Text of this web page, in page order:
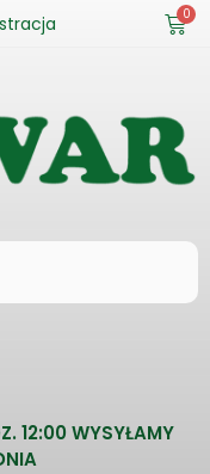
0
12:00 WYSYŁAMY